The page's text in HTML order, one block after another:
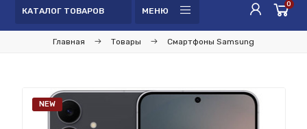
КАТАЛОГ ТОВАРОВ МЕНЮ
0
Главная Товары Смартфоны Samsung
NEW